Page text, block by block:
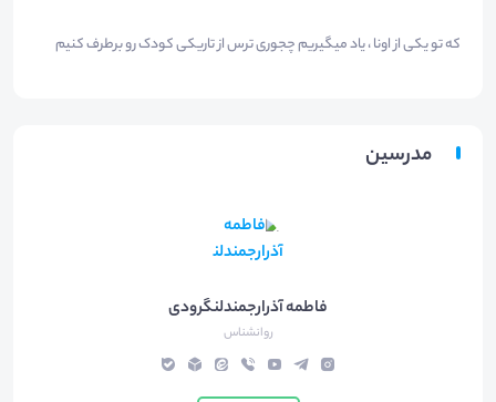
که تو یکی از اونا ، یاد میگیریم چجوری ترس از تاریکی کودک رو برطرف کنیم
مدرسین
فاطمه آذرارجمندلنگرودی
روانشناس